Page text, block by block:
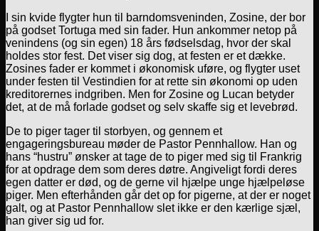
I sin kvide flygter hun til barndomsveninden, Zosine, der bor
på godset Tortuga med sin fader. Hun ankommer netop på
venindens (og sin egen) 18 års fødselsdag, hvor der skal
holdes stor fest. Det viser sig dog, at festen er et dække.
Zosines fader er kommet i økonomisk uføre, og flygter uset
under festen til Vestindien for at rette sin økonomi op uden
kreditorernes indgriben. Men for Zosine og Lucan betyder
det, at de må forlade godset og selv skaffe sig et levebrød.
De to piger tager til storbyen, og gennem et
engageringsbureau møder de Pastor Pennhallow. Han og
hans “hustru” ønsker at tage de to piger med sig til Frankrig
for at opdrage dem som deres døtre. Angiveligt fordi deres
egen datter er død, og de gerne vil hjælpe unge hjælpeløse
piger. Men efterhånden går det op for pigerne, at der er noget
galt, og at Pastor Pennhallow slet ikke er den kærlige sjæl,
han giver sig ud for.